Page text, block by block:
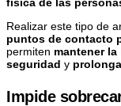
Realizar este tipo de
puntos de contacto
permiten mantener
seguridad y
Impide